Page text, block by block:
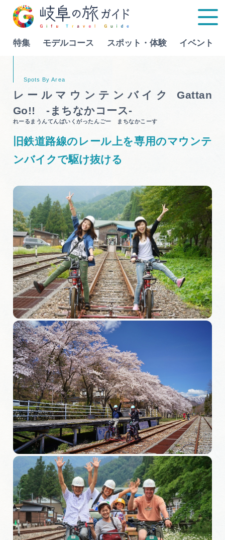
特集 モデルコース スポット・体験 イベント
モデルコース
スポット・体験
イベント
グルメ
旅の予約
アクセス
インフォメーション
ぎふ旅レポーター記事
早わかり岐阜
買い物・お土産
体験予約サイト「ＶＩＳＩＴ岐阜県」
岐阜県アウトドア観光キャンペーン
岐阜県まるごと観光エリアガイド
岐阜県観光データベース
旅行会社・観光事業者の皆様へ
Language
行きたいリストを見る
レールマウンテンバイク Gattan
Go!! -まちなかコース-
れーるまうんてんばいくがったんごー まちなかこーす
旧鉄道路線のレール上を専用のマウンテ
ンバイクで駆け抜ける